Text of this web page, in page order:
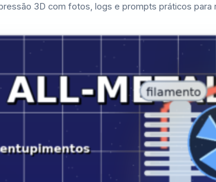
3D com fotos, logs e prompts práticos